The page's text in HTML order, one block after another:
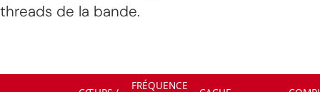
threads de la bande.
FRÉQUENCE